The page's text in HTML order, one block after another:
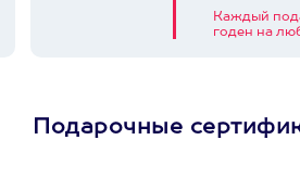
Каждый
годен на
Подарочные